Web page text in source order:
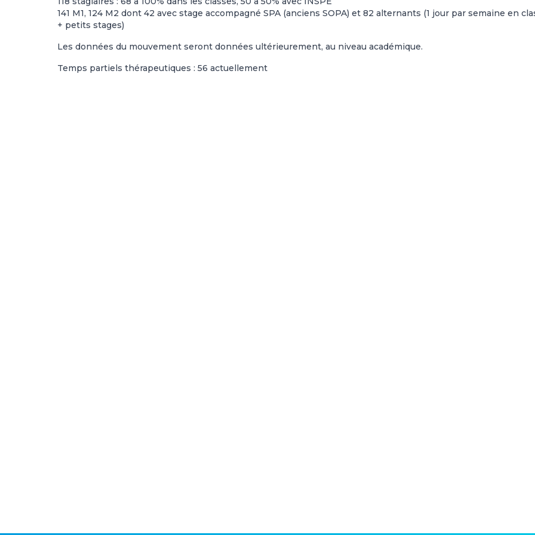
141 M1, 124 M2 dont 42 avec stage accompagné SPA (anciens SOPA) et 82 alternants (1 jour par semaine en
+ petits stages)
Les données du mouvement seront données ultérieurement, au niveau académique.
Temps partiels thérapeutiques : 56 actuellement